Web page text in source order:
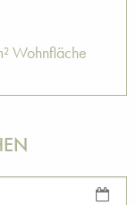
Wohnfläche